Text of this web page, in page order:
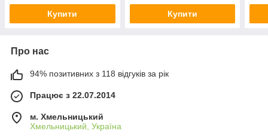
Купити Купити
Про нас
94% позитивних з 118 відгуків за рік
Працює з 22.07.2014
м. Хмельницький
Хмельницький, Україна